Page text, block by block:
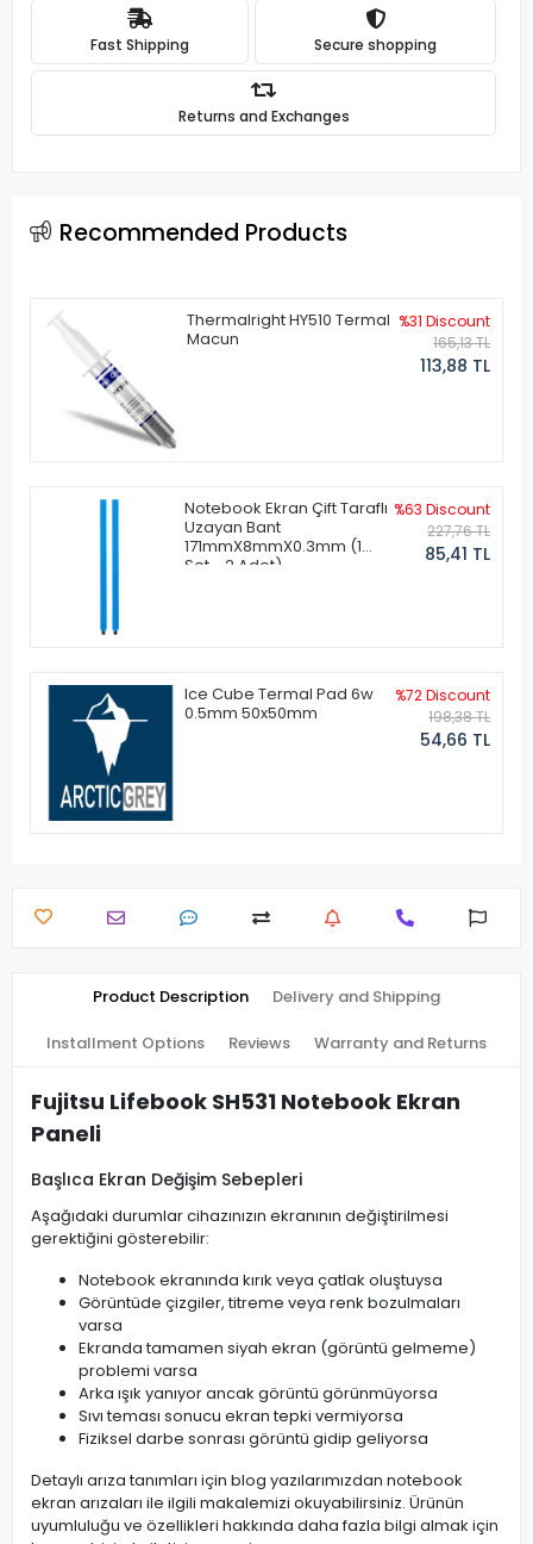
Fast Shipping Secure shopping
Returns and Exchanges
Recommended Products
Thermalright HY510 Termal
Macun
%31 Discount
165,13 TL
113,88 TL
Notebook Ekran Çift Taraflı
Uzayan Bant
171mmX8mmX0.3mm (1
Set - 2 Adet)
%63 Discount
227,76 TL
85,41 TL
Ice Cube Termal Pad 6w
0.5mm 50x50mm
%72 Discount
198,38 TL
54,66 TL
Product Description Delivery and Shipping
Installment Options Reviews Warranty and Returns
Fujitsu Lifebook SH531 Notebook Ekran
Paneli
Başlıca Ekran Değişim Sebepleri
Aşağıdaki durumlar cihazınızın ekranının değiştirilmesi
gerektiğini gösterebilir:
Notebook ekranında kırık veya çatlak oluştuysa
Görüntüde çizgiler, titreme veya renk bozulmaları
varsa
Ekranda tamamen siyah ekran (görüntü gelmeme)
problemi varsa
Arka ışık yanıyor ancak görüntü görünmüyorsa
Sıvı teması sonucu ekran tepki vermiyorsa
Fiziksel darbe sonrası görüntü gidip geliyorsa
Detaylı arıza tanımları için blog yazılarımızdan notebook
ekran arızaları ile ilgili makalemizi okuyabilirsiniz. Ürünün
uyumluluğu ve özellikleri hakkında daha fazla bilgi almak için